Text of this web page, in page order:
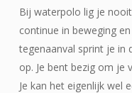
Bij waterpolo lig je
continue in beweging
tegenaanval sprint je in
op. Je bent bezig om je
Je kan het eigenlijk wel